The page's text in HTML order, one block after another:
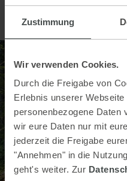
Zustimmung
Wir verwenden Cookies.
Durch die Freigabe von
Erlebnis unserer
personenbezogene Daten
wir eure Daten nur mit
jederzeit die Freigabe
"Annehmen" in die
geht's weiter. Zur